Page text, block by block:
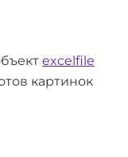
excelfile
картинок